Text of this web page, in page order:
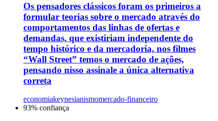
Os pensadores clássicos foram os primeiros a
formular teorias sobre o mercado através do
comportamentos das linhas de ofertas e
demandas, que existiriam independente do
tempo histórico e da mercadoria, nos filmes
“Wall Street” temos o mercado de ações,
pensando nisso assinale a única alternativa
correta
economiakeynesianismomercado-financeiro
93% confiança